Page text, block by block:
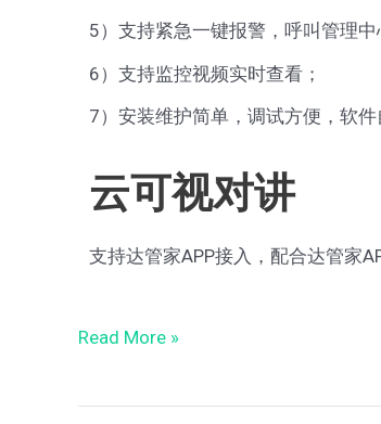
5）支持紧急一键报警，呼叫管理
6）支持监控视频实时查看；
7）安装维护简单，调试方便，软件
云可视对讲
支持达管家APP接入，配合达管家
Read More »